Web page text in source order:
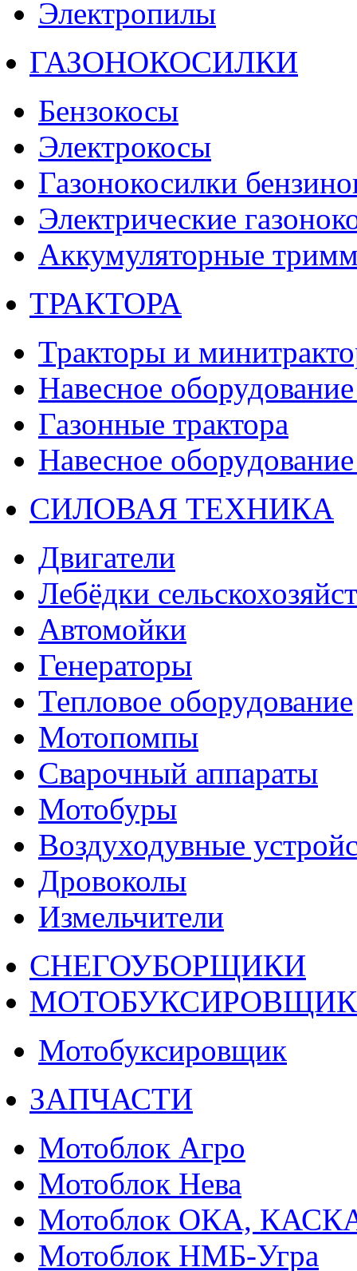
Электропилы
ГАЗОНОКОСИЛКИ
Бензокосы
Электрокосы
Газонокосилки
Электрические
Аккумуляторные
ТРАКТОРА
Тракторы и
Навесное
Газонные трактора
Навесное
СИЛОВАЯ ТЕХНИКА
Двигатели
Лебёдки
Автомойки
Генераторы
Тепловое оборудование
Мотопомпы
Сварочный аппараты
Мотобуры
Воздуходувные
Дровоколы
Измельчители
СНЕГОУБОРЩИКИ
Мотобуксировщик
ЗАПЧАСТИ
Мотоблок Агро
Мотоблок Нева
Мотоблок ОКА,
Мотоблок НМБ-Угра